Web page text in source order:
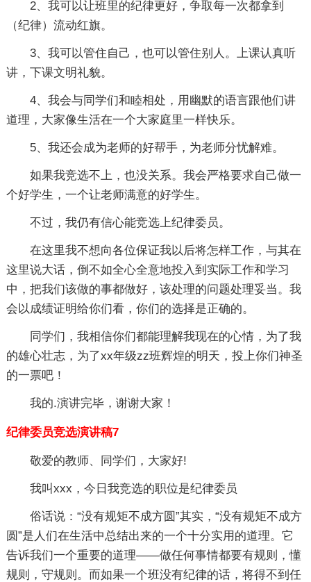
2、我可以让班里的纪律更好，争取每一次都拿到
（纪律）流动红旗。
3、我可以管住自己，也可以管住别人。上课认真听
讲，下课文明礼貌。
4、我会与同学们和睦相处，用幽默的语言跟他们讲
道理，大家像生活在一个大家庭里一样快乐。
5、我还会成为老师的好帮手，为老师分忧解难。
如果我竞选不上，也没关系。我会严格要求自己做一
个好学生，一个让老师满意的好学生。
不过，我仍有信心能竞选上纪律委员。
在这里我不想向各位保证我以后将怎样工作，与其在
这里说大话，倒不如全心全意地投入到实际工作和学习
中，把我们该做的事都做好，该处理的问题处理妥当。我
会以成绩证明给你们看，你们的选择是正确的。
同学们，我相信你们都能理解我现在的心情，为了我
的雄心壮志，为了xx年级zz班辉煌的明天，投上你们神圣
的一票吧！
我的.演讲完毕，谢谢大家！
纪律委员竞选演讲稿7
敬爱的教师、同学们，大家好!
我叫xxx，今日我竞选的职位是纪律委员
俗话说：“没有规矩不成方圆”其实，“没有规矩不成方
圆”是人们在生活中总结出来的一个十分实用的道理。它
告诉我们一个重要的道理——做任何事情都要有规则，懂
规则，守规则。而如果一个班没有纪律的话，将得不到任